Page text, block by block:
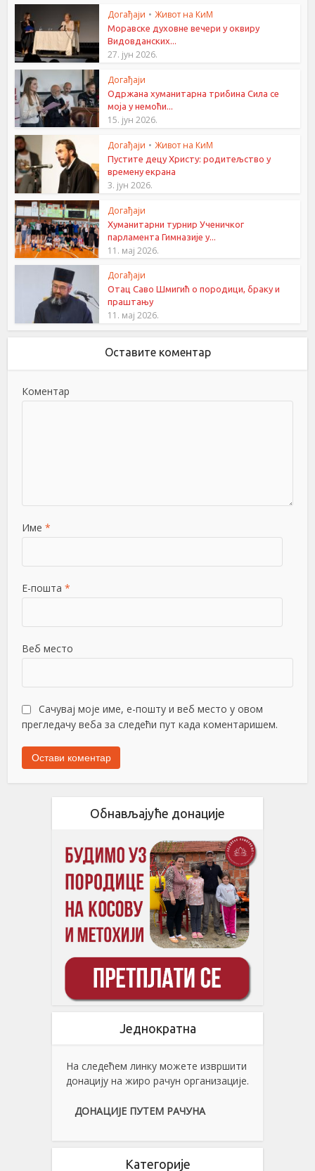
Догађаји • Живот на КиМ
Моравске духовне вечери у оквиру
Видовданских...
27. јун 2026.
Догађаји
Одржана хуманитарна трибина Сила се
моја у немоћи...
15. јун 2026.
Догађаји • Живот на КиМ
Пустите децу Христу: родитељство у
времену екрана
3. јун 2026.
Догађаји
Хуманитарни турнир Ученичког
парламента Гимназије у...
11. мај 2026.
Догађаји
Отац Саво Шмигић о породици, браку и
праштању
11. мај 2026.
Оставите коментар
Коментар
Име*
Е-пошта*
Веб место
Сачувај моје име, е-пошту и веб место у овом
прегледачу веба за следећи пут када коментаришем.
Обнављајуће донације
Једнократна
На следећем линку можете извршити
донацију на жиро рачун организације.
ДОНАЦИЈЕ ПУТЕМ РАЧУНА
Категорије